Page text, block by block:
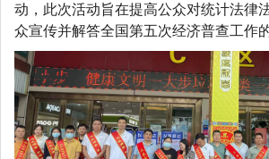
动，此次活动旨在提高公众对统计法律
众宣传并解答全国第五次经济普查工作